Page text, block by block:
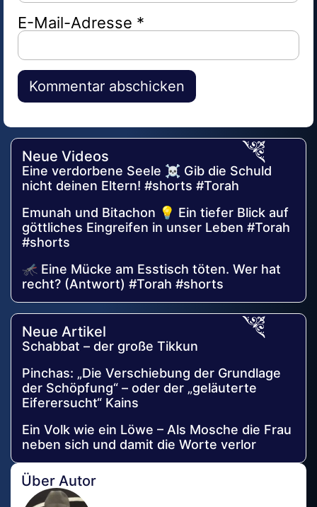
E-Mail-Adresse *
Alternative:
Neue Videos
Eine verdorbene Seele ☠️ Gib die Schuld
nicht deinen Eltern! #shorts #Torah
Emunah und Bitachon 💡 Ein tiefer Blick auf
göttliches Eingreifen in unser Leben #Torah
#shorts
🦟 Eine Mücke am Esstisch töten. Wer hat
recht? (Antwort) #Torah #shorts
Neue Artikel
Schabbat – der große Tikkun
Pinchas: „Die Verschiebung der Grundlage
der Schöpfung“ – oder der „geläuterte
Eiferersucht“ Kains
Ein Volk wie ein Löwe – Als Mosche die Frau
neben sich und damit die Worte verlor
Über Autor